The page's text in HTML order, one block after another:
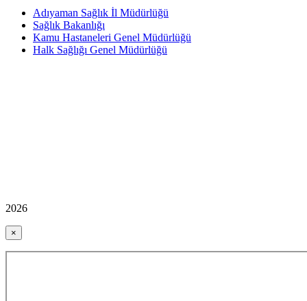
Adıyaman Sağlık İl Müdürlüğü
Sağlık Bakanlığı
Kamu Hastaneleri Genel Müdürlüğü
Halk Sağlığı Genel Müdürlüğü
2026
×